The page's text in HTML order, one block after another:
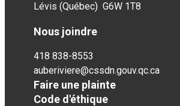
Lévis (Québec) G6W 1T8
Nous joindre
418 838-8553
auberiviere@cssdn.gouv.qc.ca
Faire une plainte
Code d'éthique